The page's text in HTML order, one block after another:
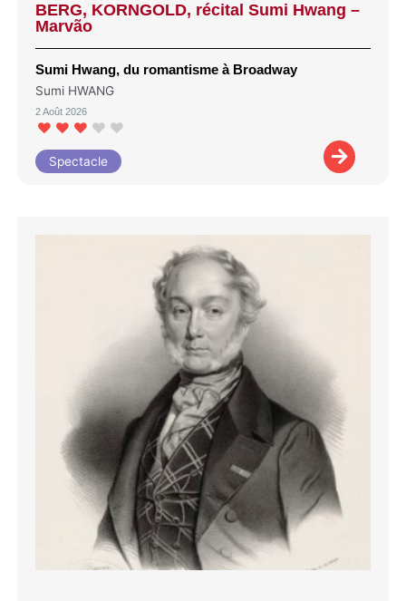
BERG, KORNGOLD, récital Sumi Hwang –
Marvão
Sumi Hwang, du romantisme à Broadway
Sumi HWANG
2 Août 2026
Spectacle